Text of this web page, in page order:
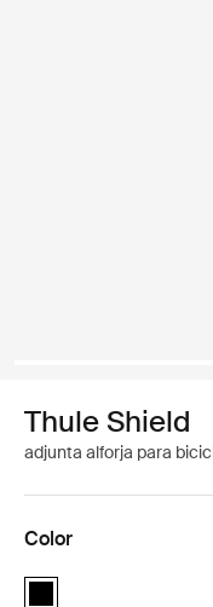
Thule Shield
adjunta alforja para
Color
Thule Shield attache